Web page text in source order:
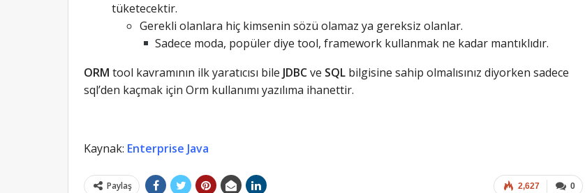
tüketecektir.
Gerekli olanlara hiç kimsenin sözü olamaz ya gereksiz olanlar.
Sadece moda, popüler diye tool, framework kullanmak ne kadar mantıklıdır.
ORM tool kavramının ilk yaratıcısı bile JDBCve SQL bilgisine sahip olmalısınız diyorken sadece
sql’den kaçmak için Orm kullanımı yazılıma ihanettir.
Kaynak: Enterprise Java
0
2,627
Paylaş